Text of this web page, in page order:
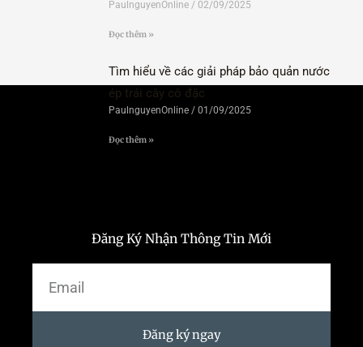
PaulnguyenOnline 02/09/2025
Đọc thêm »
Tìm hiểu về các giải pháp bảo quản nước
ép trái cây cô đặc
PaulnguyenOnline 01/09/2025
Đọc thêm »
Đăng Ký Nhận Thông Tin Mới
Đăng ký ngay